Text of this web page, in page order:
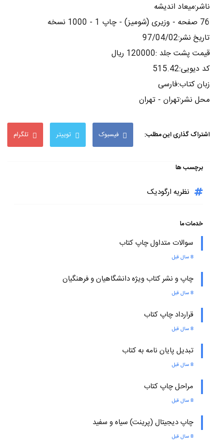
ناشر:میعاد اندیشه
76 صفحه - وزیری (شومیز) - چاپ 1 - 1000 نسخه
تاریخ نشر:97/04/02
قیمت پشت جلد :120000 ریال
کد دیویی:515.42
زبان کتاب:فارسی
محل نشر:تهران - تهران
اشتراک گذاری این مطلب: فیسبوک توییتر تلگرام
برچسب ها
نظریه ارگودیک
خدمات ما
سوالات متداول چاپ کتاب
8 سال قبل
چاپ و نشر کتاب ویژه دانشگاهیان و فرهنگیان
8 سال قبل
قرارداد چاپ کتاب
8 سال قبل
تبدیل پایان نامه به کتاب
8 سال قبل
مراحل چاپ کتاب
8 سال قبل
چاپ دیجیتال (پرینت) سیاه و سفید
8 سال قبل